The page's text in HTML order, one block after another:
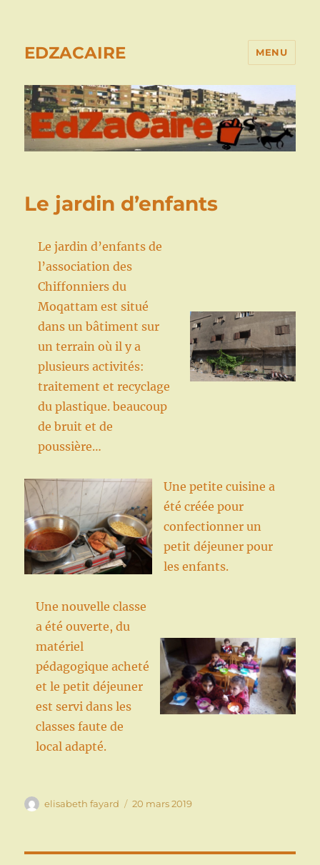
EDZACAIRE MENU
Le jardin d’enfants
Le jardin d’enfants de
l’association des
Chiffonniers du
Moqattam est situé
dans un bâtiment sur
un terrain où il y a
plusieurs activités:
traitement et recyclage
du plastique. beaucoup
de bruit et de
poussière…
Une petite cuisine a
été créée pour
confectionner un
petit déjeuner pour
les enfants.
Une nouvelle classe
a été ouverte, du
matériel
pédagogique acheté
et le petit déjeuner
est servi dans les
classes faute de
local adapté.
Auteur
elisabeth fayard
Publié
20 mars 2019